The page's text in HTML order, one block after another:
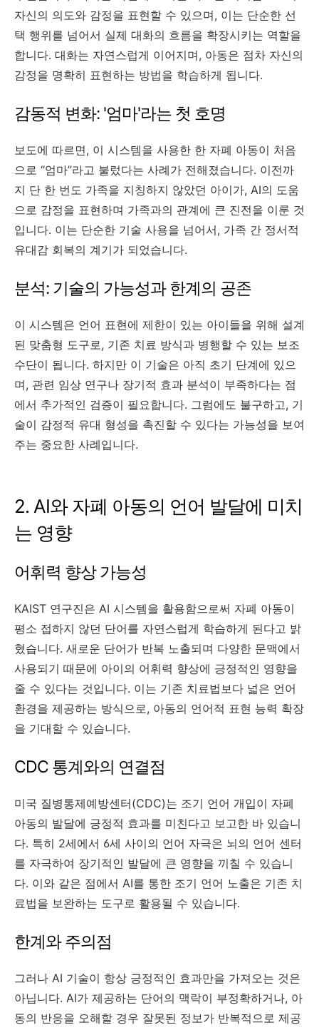
자신의 의도와 감정을 표현할 수 있으며, 이는 단순한 선
택 행위를 넘어서 실제 대화의 흐름을 확장시키는 역할을
합니다. 대화는 자연스럽게 이어지며, 아동은 점차 자신의
감정을 명확히 표현하는 방법을 학습하게 됩니다.
감동적 변화: '엄마'라는 첫 호명
보도에 따르면, 이 시스템을 사용한 한 자폐 아동이 처음
으로 “엄마”라고 불렀다는 사례가 전해졌습니다. 이전까
지 단 한 번도 가족을 지칭하지 않았던 아이가, AI의 도움
으로 감정을 표현하며 가족과의 관계에 큰 진전을 이룬 것
입니다. 이는 단순한 기술 사용을 넘어서, 가족 간 정서적
유대감 회복의 계기가 되었습니다.
분석: 기술의 가능성과 한계의 공존
이 시스템은 언어 표현에 제한이 있는 아이들을 위해 설계
된 맞춤형 도구로, 기존 치료 방식과 병행할 수 있는 보조
수단이 됩니다. 하지만 이 기술은 아직 초기 단계에 있으
며, 관련 임상 연구나 장기적 효과 분석이 부족하다는 점
에서 추가적인 검증이 필요합니다. 그럼에도 불구하고, 기
술이 감정적 유대 형성을 촉진할 수 있다는 가능성을 보여
주는 중요한 사례입니다.
2. AI와 자폐 아동의 언어 발달에 미치
는 영향
어휘력 향상 가능성
KAIST 연구진은 AI 시스템을 활용함으로써 자폐 아동이
평소 접하지 않던 단어를 자연스럽게 학습하게 된다고 밝
혔습니다. 새로운 단어가 반복 노출되며 다양한 문맥에서
사용되기 때문에 아이의 어휘력 향상에 긍정적인 영향을
줄 수 있다는 것입니다. 이는 기존 치료법보다 넓은 언어
환경을 제공하는 방식으로, 아동의 언어적 표현 능력 확장
을 기대할 수 있습니다.
CDC 통계와의 연결점
미국 질병통제예방센터(CDC)는 조기 언어 개입이 자폐
아동의 발달에 긍정적 효과를 미친다고 보고한 바 있습니
다. 특히 2세에서 6세 사이의 언어 자극은 뇌의 언어 센터
를 자극하여 장기적인 발달에 큰 영향을 끼칠 수 있습니
다. 이와 같은 점에서 AI를 통한 조기 언어 노출은 기존 치
료법을 보완하는 도구로 활용될 수 있습니다.
한계와 주의점
그러나 AI 기술이 항상 긍정적인 효과만을 가져오는 것은
아닙니다. AI가 제공하는 단어의 맥락이 부정확하거나, 아
동의 반응을 오해할 경우 잘못된 정보가 반복적으로 제공